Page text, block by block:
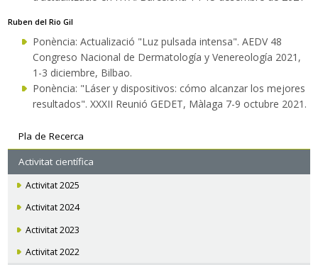
Ruben del Rio Gil
Ponència: Actualizació "Luz pulsada intensa". AEDV 48
Congreso Nacional de Dermatología y Venereología 2021,
1-3 diciembre, Bilbao.
Ponència: "Láser y dispositivos: cómo alcanzar los mejores
resultados". XXXII Reunió GEDET, Màlaga 7-9 octubre 2021.
secundària
Pla de Recerca
Activitat científica
Activitat 2025
Activitat 2024
Activitat 2023
Activitat 2022